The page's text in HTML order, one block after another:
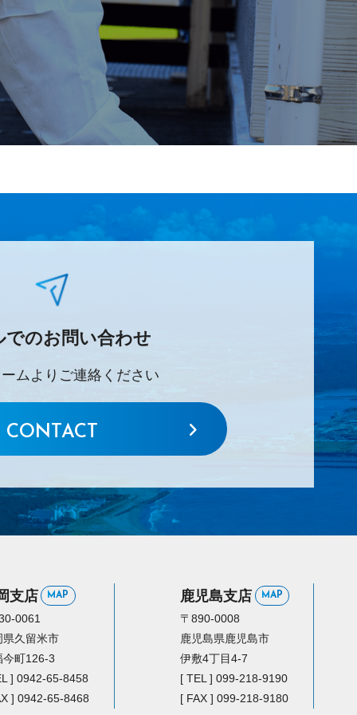
でのお問い合わせ
ムよりご連絡ください
CONTACT
支店 MAP
0061
県久留米市
今町126-3
] 0942-65-8458
] 0942-65-8468
鹿児島支店 MAP
〒890-0008
鹿児島県鹿児島市
伊敷4丁目4-7
[ TEL ] 099-218-9190
[ FAX ] 099-218-9180